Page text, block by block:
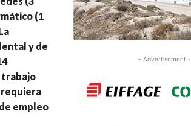
(1
y de
trabajo
requiera
empleo
- Advertisement -